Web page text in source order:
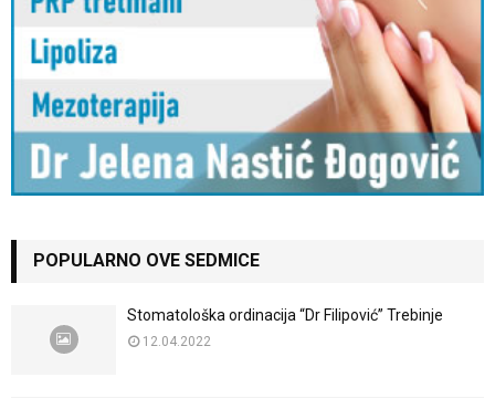
POPULARNO OVE SEDMICE
Stomatološka ordinacija “Dr Filipović” Trebinje
12.04.2022